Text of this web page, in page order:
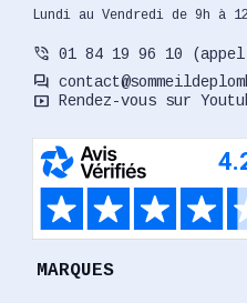
Lundi au Vendredi de 9h à
phone_in_talk 01 84 19 96 10
forum
smart_display Rendez-vous sur
MARQUES